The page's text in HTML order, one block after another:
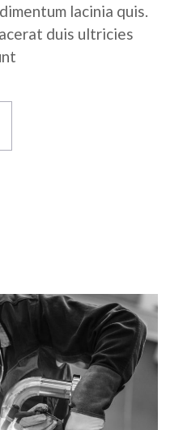
lacinia quis.
duis ultricies